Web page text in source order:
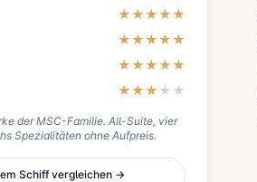
★★★★★
★★★★★
★★★★★
★★★ ★ ★
der MSC-Familie. All-Suite, vier
Spezialitäten ohne Aufpreis.
Schiff vergleichen →